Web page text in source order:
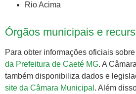
Rio Acima
Órgãos municipais e
Para obter informações oficiais
da Prefeitura de Caeté MG. A
também disponibiliza dados e
site da Câmara Municipal . Além